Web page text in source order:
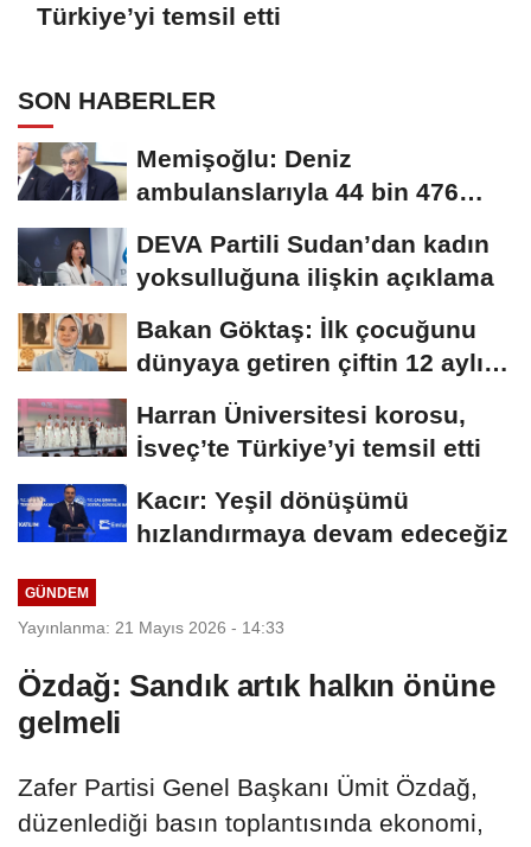
Türkiye’yi temsil etti
SON HABERLER
Memişoğlu: Deniz
ambulanslarıyla 44 bin 476
DEVA Partili Sudan’dan kadın
yoksulluğuna ilişkin açıklama
Bakan Göktaş: İlk çocuğunu
dünyaya getiren çiftin 12 aylık
Harran Üniversitesi korosu,
İsveç’te Türkiye’yi temsil etti
Kacır: Yeşil dönüşümü
hızlandırmaya devam edeceğiz
GÜNDEM
Yayınlanma: 21 Mayıs 2026 - 14:33
Özdağ: Sandık artık halkın önüne
gelmeli
Zafer Partisi Genel Başkanı Ümit Özdağ,
düzenlediği basın toplantısında ekonomi,